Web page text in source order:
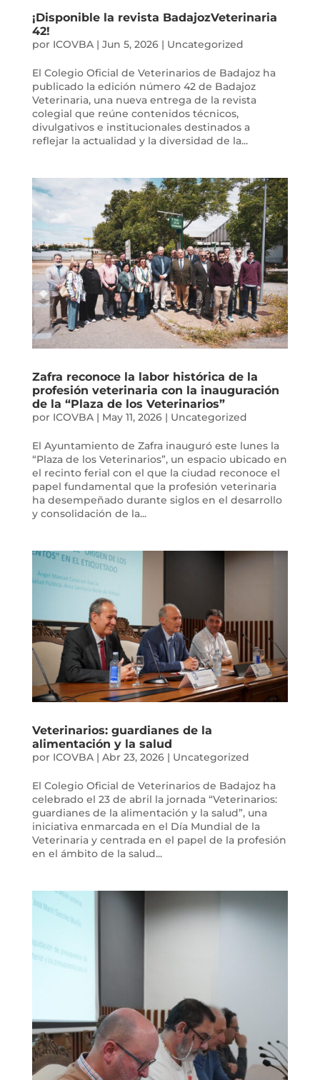
¡Disponible la revista BadajozVeterinaria
42!
por ICOVBA| Jun 5, 2026| Uncategorized
El Colegio Oficial de Veterinarios de Badajoz ha
publicado la edición número 42 de Badajoz
Veterinaria, una nueva entrega de la revista
colegial que reúne contenidos técnicos,
divulgativos e institucionales destinados a
reflejar la actualidad y la diversidad de la...
Zafra reconoce la labor histórica de la
profesión veterinaria con la inauguración
de la “Plaza de los Veterinarios”
por ICOVBA| May 11, 2026| Uncategorized
El Ayuntamiento de Zafra inauguró este lunes la
“Plaza de los Veterinarios”, un espacio ubicado en
el recinto ferial con el que la ciudad reconoce el
papel fundamental que la profesión veterinaria
ha desempeñado durante siglos en el desarrollo
y consolidación de la...
Veterinarios: guardianes de la
alimentación y la salud
por ICOVBA| Abr 23, 2026| Uncategorized
El Colegio Oficial de Veterinarios de Badajoz ha
celebrado el 23 de abril la jornada “Veterinarios:
guardianes de la alimentación y la salud”, una
iniciativa enmarcada en el Día Mundial de la
Veterinaria y centrada en el papel de la profesión
en el ámbito de la salud...